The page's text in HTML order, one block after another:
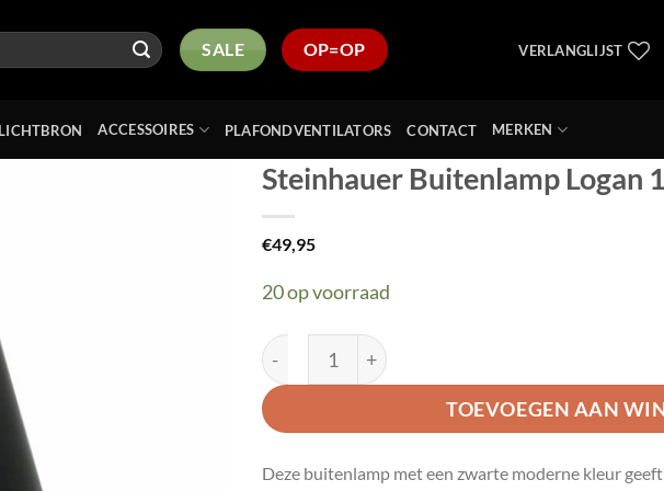
SALE OP=OP VERLANGLIJST
LICHTBRON ACCESSOIRES PLAFONDVENTILATORS CONTACT MERKEN
Steinhauer Buitenlamp
€49,95
20 op voorraad
Steinhauer Buitenlamp Logan 1498ZW Mat
TOEVOEGEN AAN
Deze buitenlamp met een zwarte moderne kleur